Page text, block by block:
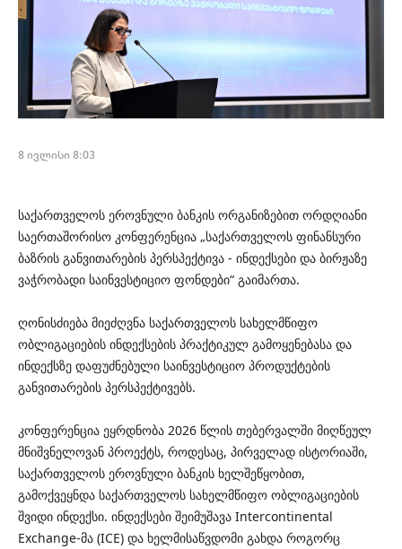
8 ივლისი 8:03
საქართველოს ეროვნული ბანკის ორგანიზებით ორდღიანი
საერთაშორისო კონფერენცია „საქართველოს ფინანსური
ბაზრის განვითარების პერსპექტივა - ინდექსები და ბირჟაზე
ვაჭრობადი საინვესტიციო ფონდები“ გაიმართა.
ღონისძიება მიეძღვნა საქართველოს სახელმწიფო
ობლიგაციების ინდექსების პრაქტიკულ გამოყენებასა და
ინდექსზე დაფუძნებული საინვესტიციო პროდუქტების
განვითარების პერსპექტივებს.
კონფერენცია ეყრდნობა 2026 წლის თებერვალში მიღწეულ
მნიშვნელოვან პროექტს, როდესაც, პირველად ისტორიაში,
საქართველოს ეროვნული ბანკის ხელშეწყობით,
გამოქვეყნდა საქართველოს სახელმწიფო ობლიგაციების
შვიდი ინდექსი. ინდექსები შეიმუშავა Intercontinental
Exchange-მა (ICE) და ხელმისაწვდომი გახდა როგორც